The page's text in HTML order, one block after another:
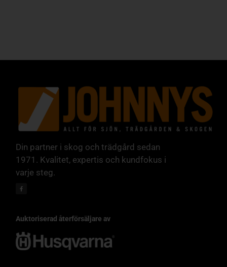
Din partner i skog och trädgård sedan
1971. Kvalitet, expertis och kundfokus i
varje steg.
Auktoriserad återförsäljare av